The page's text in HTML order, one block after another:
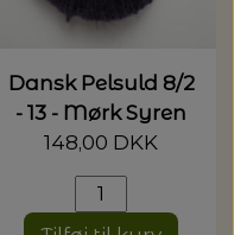
Dansk Pelsuld 8/2
- 13 - Mørk Syren
148,00 DKK